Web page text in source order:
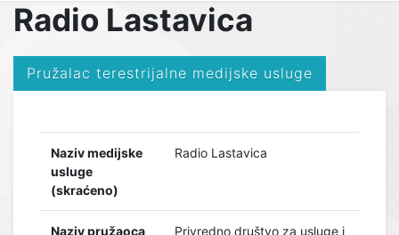
Radio Lastavica
Pružalac terestrijalne medijske usluge
Naziv medijske
usluge
(skraćeno)
Radio Lastavica
Naziv pružaoca
Privredno društvo za usluge i